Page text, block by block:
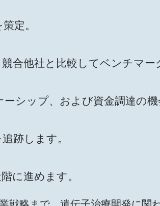
定。
合他社と比較してベンチマー
シップ、および資金調達の機
跡します。
に進めます。